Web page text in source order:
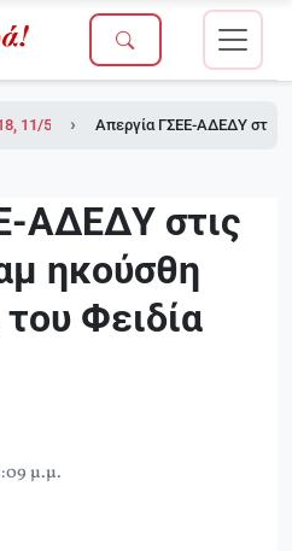
11/5/2007 (ένθετο το τ.2 του Δικτύου
Aπεργία ΓΣEE-AΔEΔY στις
AΔEΔY στις
ηκούσθη
Φειδία
μ.μ.